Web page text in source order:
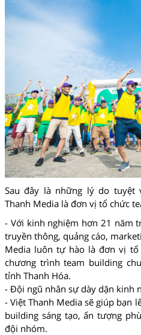
Sau đây là những lý do tuyệt
Thanh Media là đơn vị tổ chức
- Với kinh nghiệm hơn 21 năm
truyền thông, quảng cáo,
Media luôn tự hào là đơn vị
chương trình team building
tỉnh Thanh Hóa.
- Đội ngũ nhân sự dày dặn kinh
- Việt Thanh Media sẽ giúp bạn
building sáng tạo, ấn tượng
đội nhóm.